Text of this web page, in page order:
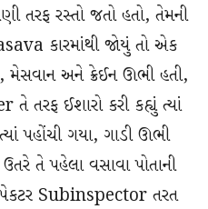
તરફ રસ્તો જતો હતો, તેમની
કારમાંથી જોયું તો એક
મેસવાન અને ક્રેઈન ઊભી હતી,
તે તરફ ઈશારો કરી કહ્યું ત્યાં
પહોંચી ગયા, ગાડી ઊભી
તે પહેલા વસાવા પોતાની
Subinspector તરત